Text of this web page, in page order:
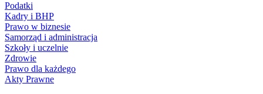
Podatki
Kadry i BHP
Prawo w biznesie
Samorząd i administracja
Szkoły i uczelnie
Zdrowie
Prawo dla każdego
Akty Prawne